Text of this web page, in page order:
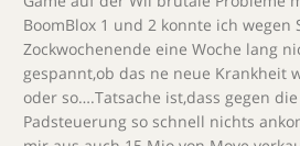
BoomBlox 1 und 2 konnte ich wegen
Zockwochenende eine Woche lang
gespannt,ob das ne neue Krankheit
oder so….Tatsache ist,dass gegen
Padsteuerung so schnell nichts